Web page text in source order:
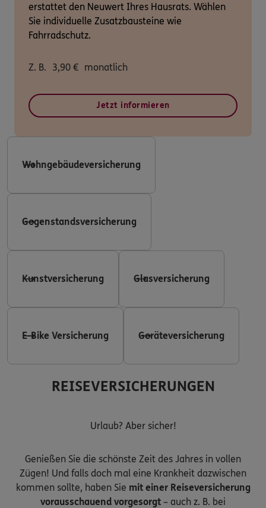
erstattet den Neuwert Ihres Hausrats. Wählen
Sie individuelle Zusatzbausteine wie
Fahrradschutz.
Z. B. 3,90 € monatlich
Jetzt informieren
Wohngebäudeversicherung
Gegenstandsversicherung
Kunstversicherung Glasversicherung
E-Bike Versicherung Geräteversicherung
REISEVERSICHERUNGEN
Urlaub? Aber sicher!
Genießen Sie die schönste Zeit des Jahres in vollen
Zügen! Und falls doch mal eine Krankheit dazwischen
kommen sollte, haben Sie mit einer Reiseversicherung
vorausschauend vorgesorgt – auch z. B. bei